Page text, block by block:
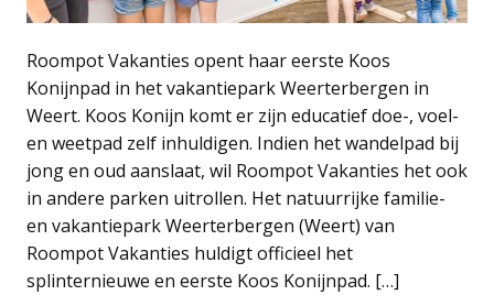
Roompot Vakanties opent haar eerste Koos
Konijnpad in het vakantiepark Weerterbergen in
Weert. Koos Konijn komt er zijn educatief doe-, voel-
en weetpad zelf inhuldigen. Indien het wandelpad bij
jong en oud aanslaat, wil Roompot Vakanties het ook
in andere parken uitrollen. Het natuurrijke familie-
en vakantiepark Weerterbergen (Weert) van
Roompot Vakanties huldigt officieel het
splinternieuwe en eerste Koos Konijnpad. […]